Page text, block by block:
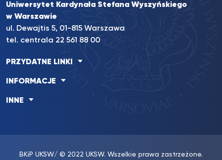
Uniwersytet Kardynała Stefana Wyszyńskiego
w Warszawie
ul. Dewajtis 5, 01-815 Warszawa
tel. centrala 22 561 88 00
PRZYDATNE LINKI
INFORMACJE
INNE
BKiP UKSW/ © 2022 UKSW. Wszelkie prawa zastrzeżone.